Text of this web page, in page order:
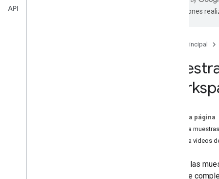
traducciones
Página principal
En esta página
Explora
Explora videos
Explora las
y tipo de
API